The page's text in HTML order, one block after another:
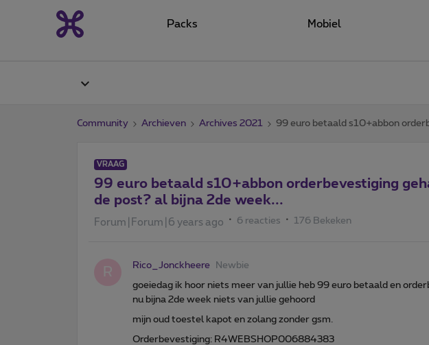
Packs Mobiel
Community Archieven Archives 2021 99 euro betaald s10+abbon
VRAAG
99 euro betaald s10+abbon orderbevestiging
de post? al bijna 2de week...
Forum|Forum|6 years ago 6 reacties 176 Bekeken
R Rico_Jonckheere Newbie
goeiedag ik hoor niets meer van jullie heb 99 euro betaald en
nu bijna 2de week niets van jullie gehoord
mijn oud toestel kapot en zolang zonder gsm.
Orderbevestiging: R4WEBSHOP006884383